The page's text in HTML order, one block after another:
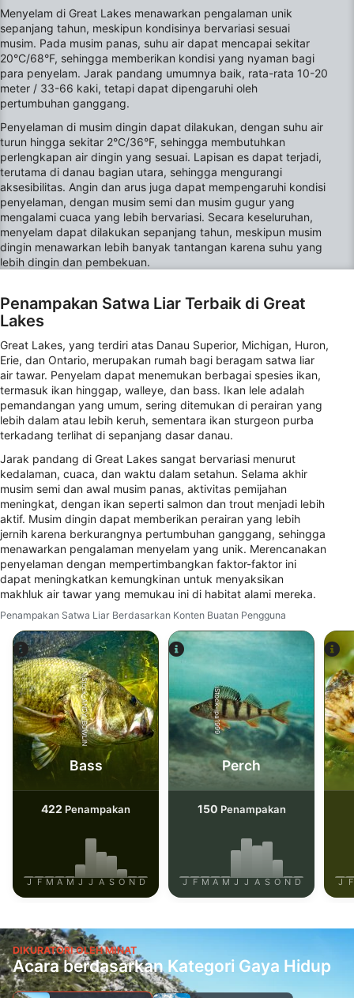
Menyelam di Great Lakes menawarkan pengalaman unik
sepanjang tahun, meskipun kondisinya bervariasi sesuai
musim. Pada musim panas, suhu air dapat mencapai sekitar
20°C/68°F, sehingga memberikan kondisi yang nyaman bagi
para penyelam. Jarak pandang umumnya baik, rata-rata 10-20
meter / 33-66 kaki, tetapi dapat dipengaruhi oleh
pertumbuhan ganggang.
Penyelaman di musim dingin dapat dilakukan, dengan suhu air
turun hingga sekitar 2°C/36°F, sehingga membutuhkan
perlengkapan air dingin yang sesuai. Lapisan es dapat terjadi,
terutama di danau bagian utara, sehingga mengurangi
aksesibilitas. Angin dan arus juga dapat mempengaruhi kondisi
penyelaman, dengan musim semi dan musim gugur yang
mengalami cuaca yang lebih bervariasi. Secara keseluruhan,
menyelam dapat dilakukan sepanjang tahun, meskipun musim
dingin menawarkan lebih banyak tantangan karena suhu yang
lebih dingin dan pembekuan.
Penampakan Satwa Liar Terbaik di Great
Lakes
Great Lakes, yang terdiri atas Danau Superior, Michigan, Huron,
Erie, dan Ontario, merupakan rumah bagi beragam satwa liar
air tawar. Penyelam dapat menemukan berbagai spesies ikan,
termasuk ikan hinggap, walleye, dan bass. Ikan lele adalah
pemandangan yang umum, sering ditemukan di perairan yang
lebih dalam atau lebih keruh, sementara ikan sturgeon purba
terkadang terlihat di sepanjang dasar danau.
Jarak pandang di Great Lakes sangat bervariasi menurut
kedalaman, cuaca, dan waktu dalam setahun. Selama akhir
musim semi dan awal musim panas, aktivitas pemijahan
meningkat, dengan ikan seperti salmon dan trout menjadi lebih
aktif. Musim dingin dapat memberikan perairan yang lebih
jernih karena berkurangnya pertumbuhan ganggang, sehingga
menawarkan pengalaman menyelam yang unik. Merencanakan
penyelaman dengan mempertimbangkan faktor-faktor ini
dapat meningkatkan kemungkinan untuk menyaksikan
makhluk air tawar yang memukau ini di habitat alami mereka.
Penampakan Satwa Liar Berdasarkan Konten Buatan Pengguna
iStock-ANDY_BOWLIN
Bass
422 Penampakan
J F M A M J J A S O N D
iStock-jpa1999
Perch
150 Penampakan
J F M A M J J A S O N D J F
DIKURATORI OLEH MINAT
Acara berdasarkan Kategori Gaya Hidup
Understand audiences through statistics or
combinations of data from different sources
Develop and improve services
Use limited data to select content
Fitur-fitur Khusus IAB:
Use precise geolocation data
Identify devices based on information
actively requested
Tujuan pemrosesan non-IAB:
Perlu
Fungsional
Iklan